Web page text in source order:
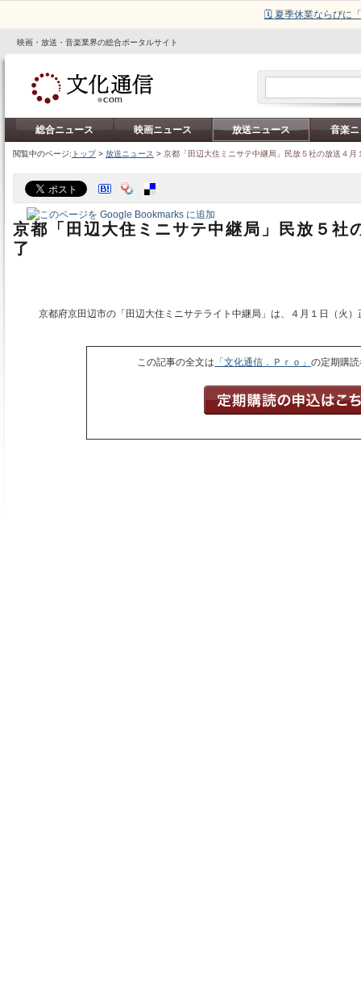
🗓️ 夏季休業ならびに
映画・放送・音楽業界の総合ポータルサイト
総合ニュース 映画ニュース 放送ニュース 音楽
閲覧中のページ: トップ> 放送ニュース > 京都「田辺大住ミニサテ中継局」民放５社の放送４月
京都「田辺大住ミニサテ中継局」民放５社
了
京都府京田辺市の「田辺大住ミニサテライト中継局」は、４月１日（火
この記事の全文は 「文化通信．Ｐｒｏ」の定期購